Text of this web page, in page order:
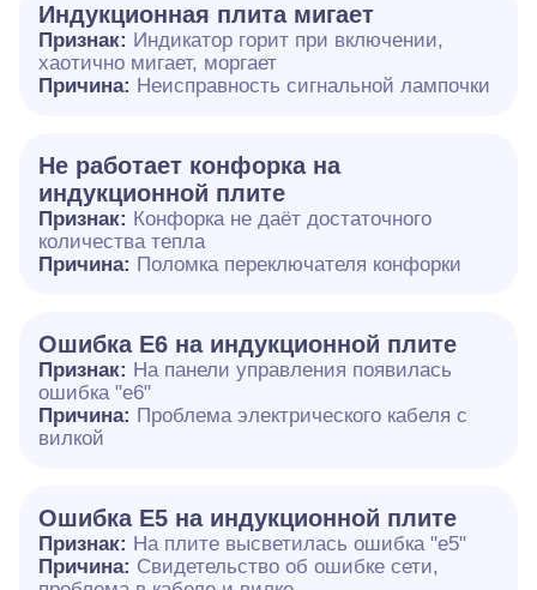
Индукционная плита мигает
Признак: Индикатор горит при включении,
хаотично мигает, моргает
Причина: Неисправность сигнальной лампочки
Не работает конфорка на
индукционной плите
Признак: Конфорка не даёт достаточного
количества тепла
Причина: Поломка переключателя конфорки
Ошибка E6 на индукционной плите
Признак: На панели управления появилась
ошибка "e6"
Причина: Проблема электрического кабеля с
вилкой
Ошибка Е5 на индукционной плите
Признак: На плите высветилась ошибка "е5"
Причина: Свидетельство об ошибке сети,